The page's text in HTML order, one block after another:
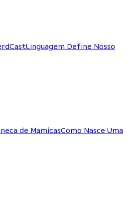
Linguagem Define Nosso
de MamicasComo Nasce Uma